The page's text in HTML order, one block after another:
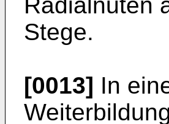
Stege.
[0013] In